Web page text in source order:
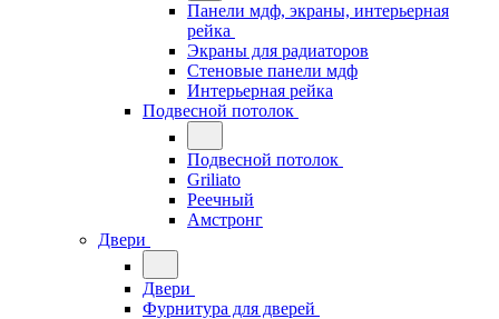
Панели мдф, экраны, интерьерная
рейка
Экраны для радиаторов
Стеновые панели мдф
Интерьерная рейка
Подвесной потолок
Подвесной потолок
Griliato
Реечный
Амстронг
Двери
Двери
Фурнитура для дверей